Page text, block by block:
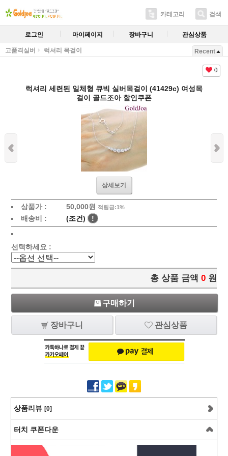
카테고리 검색
로그인 마이페이지 장바구니 관심상품
고품격실버 럭셔리 목걸이 Recent
0
럭셔리 세련된 일체형 큐빅 실버목걸이 (41429c) 여성목
걸이 골드조아 할인쿠폰
상세보기
상품가 : 50,000원 적립금:1%
배송비 : (조건) !
선택하세요 :
총 상품 금액 0 원
구매하기
장바구니 관심상품
상품리뷰 [0]
터치 쿠폰다운